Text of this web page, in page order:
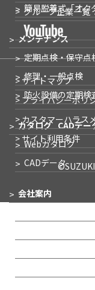
簡易脱着式「オク
メンテナンス
定期点検・保守点
修理・一般点検
防火設備の定期検
カタログ CADデー
Webカタログ
CADデータ
会社案内
グループ企業一覧
> サイトマップ
> プライバシーポリ
> カスタマーハラス
> サイト利用条件